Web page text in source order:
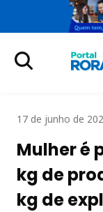
17 de junho de
Mulher é
kg de
kg de